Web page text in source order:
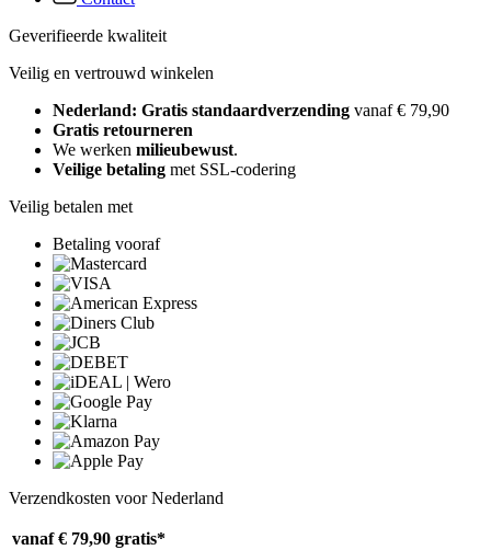
Geverifieerde kwaliteit
Veilig en vertrouwd winkelen
Nederland: Gratis standaardverzending vanaf € 79,90
Gratis retourneren
We werken milieubewust.
Veilige betaling met SSL-codering
Veilig betalen met
Betaling vooraf
Verzendkosten voor Nederland
vanaf € 79,90 gratis*